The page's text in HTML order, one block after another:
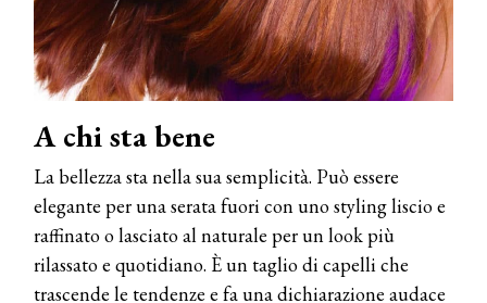
A chi sta bene
La bellezza sta nella sua semplicità. Può essere
elegante per una serata fuori con uno styling liscio e
raffinato o lasciato al naturale per un look più
rilassato e quotidiano. È un taglio di capelli che
trascende le tendenze e fa una dichiarazione audace